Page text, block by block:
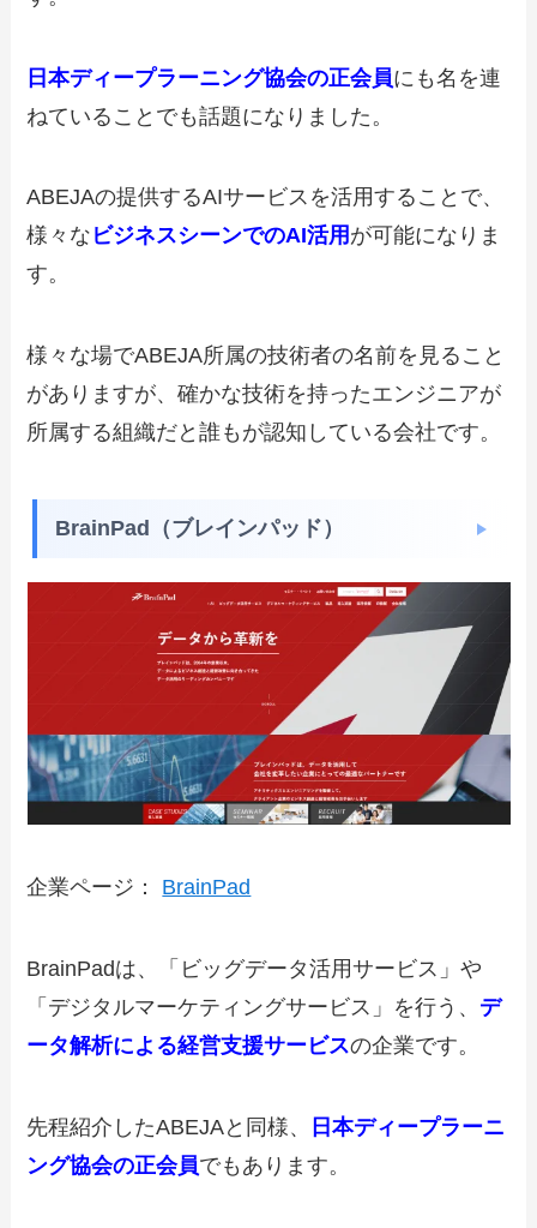
日本ディープラーニング協会の正会員にも名を連
ねていることでも話題になりました。
ABEJAの提供するAIサービスを活用することで、
様々な ビジネスシーンでのAI活用 が可能になりま
す。
様々な場でABEJA所属の技術者の名前を見ること
がありますが、確かな技術を持ったエンジニアが
所属する組織だと誰もが認知している会社です。
BrainPad（ブレインパッド）
企業ページ： BrainPad
BrainPadは、「ビッグデータ活用サービス」や
「デジタルマーケティングサービス」を行う、 デ
ータ解析による経営支援サービスの企業です。
先程紹介したABEJAと同様、
日本ディープラーニ
ング協会の正会員でもあります。